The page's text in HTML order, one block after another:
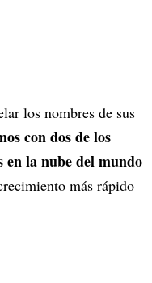
los nombres de sus
con dos de los
en la nube del mundo
más rápido